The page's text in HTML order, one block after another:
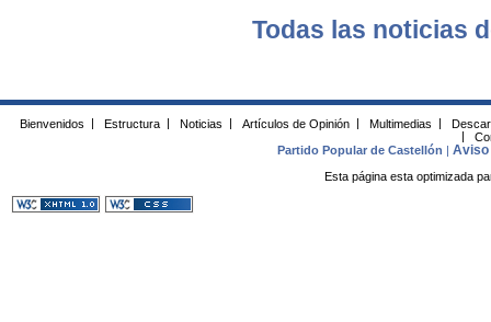
Todas las noticias
Bienvenidos Estructura Noticias Artículos de Opinión Multimedias
Partido Popular de Castellón
|Aviso
Esta página esta optimizada